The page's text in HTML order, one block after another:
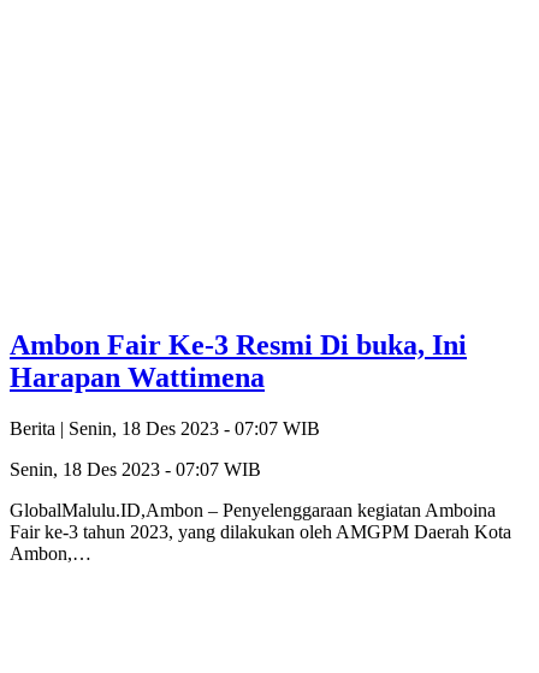
Ambon Fair Ke-3 Resmi Di buka, Ini
Harapan Wattimena
Berita | Senin, 18 Des 2023 - 07:07 WIB
Senin, 18 Des 2023 - 07:07 WIB
GlobalMalulu.ID,Ambon – Penyelenggaraan kegiatan Amboina
Fair ke-3 tahun 2023, yang dilakukan oleh AMGPM Daerah Kota
Ambon,…